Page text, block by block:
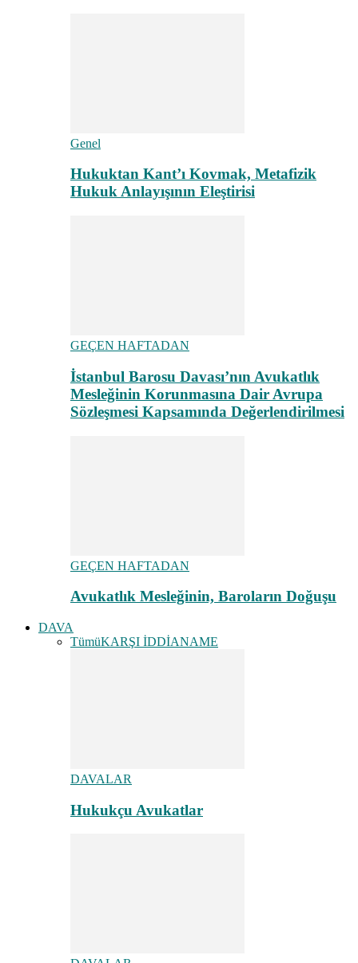
Genel
Hukuktan Kant’ı Kovmak, Metafizik
Hukuk Anlayışının Eleştirisi
GEÇEN HAFTADAN
İstanbul Barosu Davası’nın Avukatlık
Mesleğinin Korunmasına Dair Avrupa
Sözleşmesi Kapsamında Değerlendirilmesi
GEÇEN HAFTADAN
Avukatlık Mesleğinin, Baroların Doğuşu
DAVA
TümüKARŞI İDDİANAME
DAVALAR
Hukukçu Avukatlar